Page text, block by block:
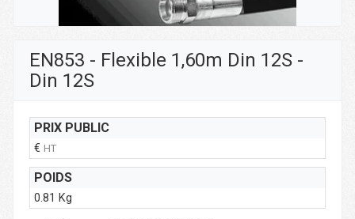
EN853 - Flexible 1,60m Din 12S -
Din 12S
PRIX PUBLIC
€ HT
POIDS
0.81 Kg